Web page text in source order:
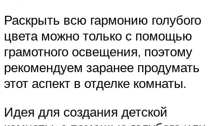
Раскрыть всю гармонию голубого
цвета можно только с помощью
грамотного освещения, поэтому
рекомендуем заранее продумать
этот аспект в отделке комнаты.
Идея для создания детской